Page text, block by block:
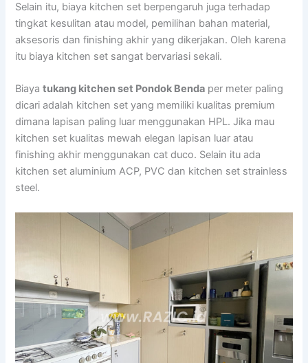
Selain itu, biaya kitchen set berpengaruh juga terhadap
tingkat kesulitan atau model, pemilihan bahan material,
aksesoris dan finishing akhir yang dikerjakan. Oleh karena
itu biaya kitchen set sangat bervariasi sekali.
Biayatukang kitchen set Pondok Benda per meter paling
dicari adalah kitchen set yang memiliki kualitas premium
dimana lapisan paling luar menggunakan HPL. Jika mau
kitchen set kualitas mewah elegan lapisan luar atau
finishing akhir menggunakan cat duco. Selain itu ada
kitchen set aluminium ACP, PVC dan kitchen set strainless
steel.